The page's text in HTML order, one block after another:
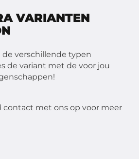
VARIANTEN
verschillende typen
de variant met de voor jou
contact met ons op voor meer